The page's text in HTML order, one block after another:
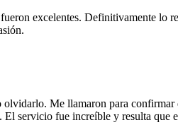
excelentes. Definitivamente lo
Me llamaron para
servicio fue increíble y resulta que